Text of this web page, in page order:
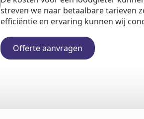
streven we naar betaalbare tarieven
efficiëntie en ervaring kunnen wij
Offerte aanvragen